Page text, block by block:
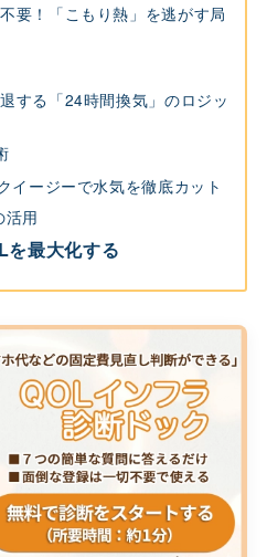
要！「こもり熱」を逃がす局
する「24時間換気」のロジッ
イージーで水気を徹底カット
活用
を最大化する